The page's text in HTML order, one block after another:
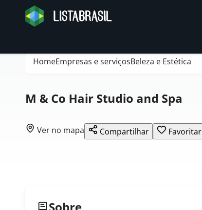
HomeEmpresas e serviçosBeleza e Estética
M & Co Hair Studio and Spa
Ver no mapa Compartilhar Favoritar